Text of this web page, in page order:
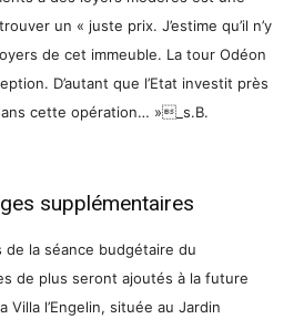
un « juste prix. J’estime qu’il n’y
de cet immeuble. La tour Odéon
D’autant que l’Etat investit près
cette opération… »_s.B.
supplémentaires
de la séance budgétaire du
de plus seront ajoutés à la future
Villa l’Engelin, située au Jardin